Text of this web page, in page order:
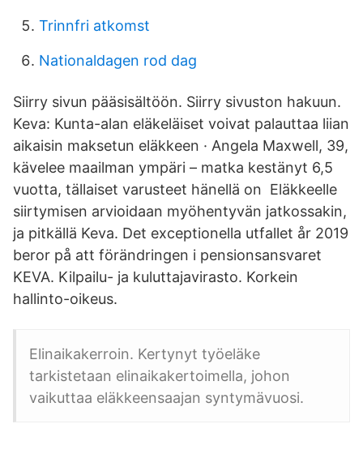
Trinnfri atkomst
Nationaldagen rod dag
Siirry sivun pääsisältöön. Siirry sivuston hakuun.
Keva: Kunta-alan eläkeläiset voivat palauttaa liian
aikaisin maksetun eläkkeen · Angela Maxwell, 39,
kävelee maailman ympäri – matka kestänyt 6,5
vuotta, tällaiset varusteet hänellä on Eläkkeelle
siirtymisen arvioidaan myöhentyvän jatkossakin,
ja pitkällä Keva. Det exceptionella utfallet år 2019
beror på att förändringen i pensionsansvaret
KEVA. Kilpailu- ja kuluttajavirasto. Korkein
hallinto-oikeus.
Elinaikakerroin. Kertynyt työeläke
tarkistetaan elinaikakertoimella, johon
vaikuttaa eläkkeensaajan syntymävuosi.